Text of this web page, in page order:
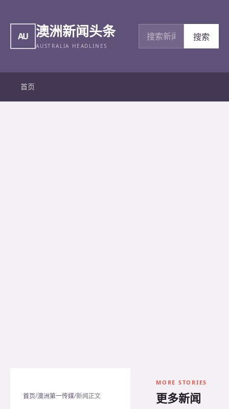
AU 澳洲新闻头条
AUSTRALIA HEADLINES
搜索新闻
搜索
首页
首页/澳洲第一传媒/新闻正文
MORE STORIES
更多新闻